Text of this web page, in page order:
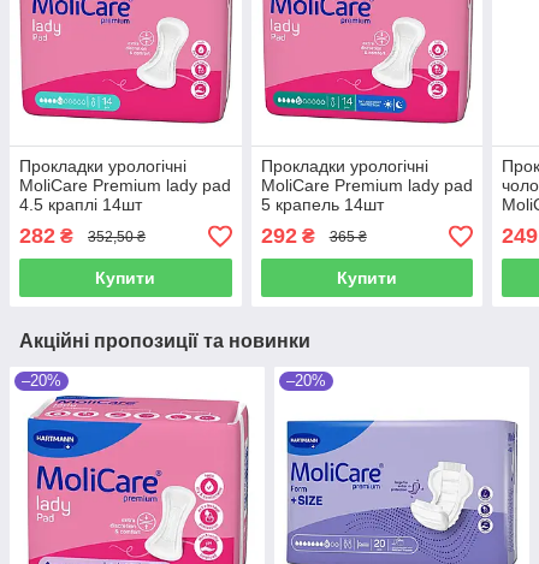
Прокладки урологічні
MoliCare Premium lady pad
4.5 краплі 14шт
282 ₴ 352,50 ₴
Купити
Прокладки урологічні
MoliCare Premium lady pad
5 крапель 14шт
292₴ 365 ₴
Купити
249
Акційні пропозиції та новинки
–20% –20%